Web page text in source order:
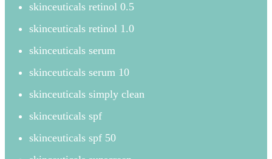
skinceuticals retinol 0.5
skinceuticals retinol 1.0
skinceuticals serum
skinceuticals serum 10
skinceuticals simply clean
skinceuticals spf
skinceuticals spf 50